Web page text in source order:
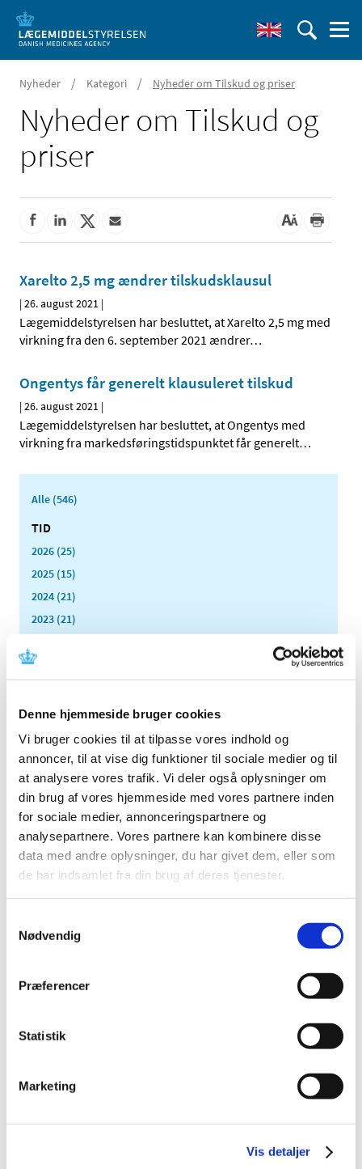
Denne hjemmeside bruger cookies
Vi bruger cookies til at tilpasse vores indhold og
annoncer, til at vise dig funktioner til sociale medier og til
at analysere vores trafik. Vi deler også oplysninger om
din brug af vores hjemmeside med vores partnere inden
for sociale medier, annonceringspartnere og
analysepartnere. Vores partnere kan kombinere disse
data med andre oplysninger, du har givet dem, eller som
de har indsamlet fra din brug af deres tjenester.
Nødvendig
Præferencer
Statistik
Marketing
Vis detaljer
Nyheder / Kategori / Nyheder om Tilskud og priser
Nyheder om Tilskud og
priser
Xarelto 2,5 mg ændrer tilskudsklausul
|26. august 2021 |
Lægemiddelstyrelsen har besluttet, at Xarelto 2,5 mg med
virkning fra den 6. september 2021 ændrer…
Ongentys får generelt klausuleret tilskud
|26. august 2021 |
Lægemiddelstyrelsen har besluttet, at Ongentys med
virkning fra markedsføringstidspunktet får generelt…
Alle (546)
TID
2026 (25)
2025 (15)
2024 (21)
2023 (21)
2021 (38)
december (4)
november (4)
september (2)
august (2)
juni (2)
maj (7)
april (2)
marts (2)
februar (2)
2020 (19)
2018 (46)
2016 (48)
2013 (45)
2012 (44)